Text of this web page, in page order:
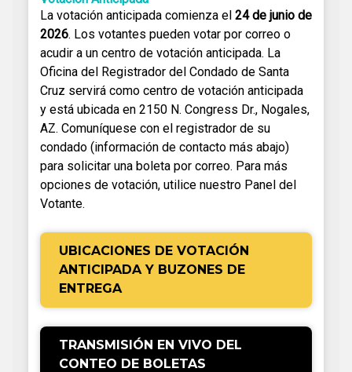
La votación anticipada comienza el 24 de junio de
2026. Los votantes pueden votar por correo o
acudir a un centro de votación anticipada. La
Oficina del Registrador del Condado de Santa
Cruz servirá como centro de votación anticipada
y está ubicada en 2150 N. Congress Dr., Nogales,
AZ. Comuníquese con el registrador de su
condado (información de contacto más abajo)
para solicitar una boleta por correo. Para más
opciones de votación, utilice nuestro Panel del
Votante.
UBICACIONES DE VOTACIÓN
ANTICIPADA Y BUZONES DE
ENTREGA
TRANSMISIÓN EN VIVO DEL
CONTEO DE BOLETAS